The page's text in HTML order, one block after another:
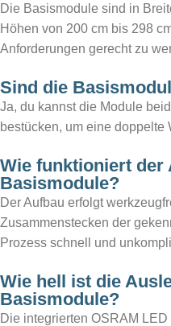
Die Basismodule sind in
Höhen von 200 cm bis 298
Anforderungen gerecht zu
Sind die
Ja, du kannst die Module
bestücken, um eine doppelte
Wie funktioniert der
Basismodule?
Der Aufbau erfolgt
Zusammenstecken der
Prozess schnell und
Wie hell ist die
Basismodule?
Die integrierten OSRAM